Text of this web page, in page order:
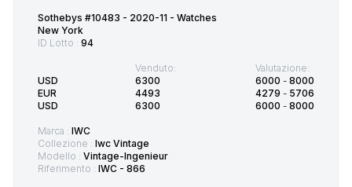
Sothebys #10483 - 2020-11 - Watches
New York
ID Lotto : 94
USD
EUR
USD
Venduto:
6300
4493
6300
Valutazione:
6000 - 8000
4279 - 5706
6000 - 8000
Marca : IWC
Collezione : Iwc Vintage
Modello : Vintage-Ingenieur
Riferimento : IWC - 866